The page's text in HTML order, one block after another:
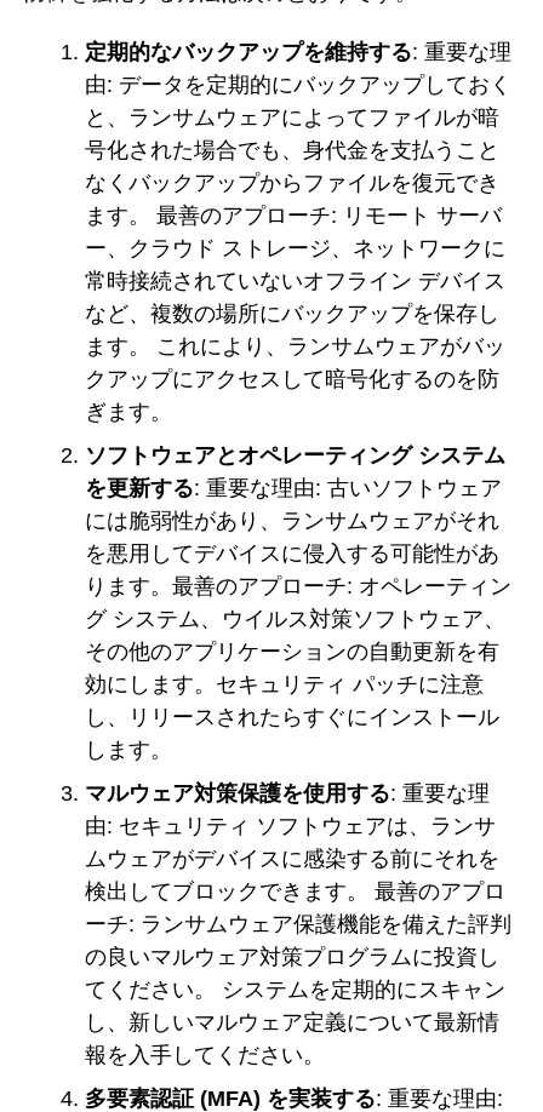
定期的なバックアップを維持する: 重要な理
由: データを定期的にバックアップしておく
と、ランサムウェアによってファイルが暗
号化された場合でも、身代金を支払うこと
なくバックアップからファイルを復元でき
ます。 最善のアプローチ: リモート サーバ
ー、クラウド ストレージ、ネットワークに
常時接続されていないオフライン デバイス
など、複数の場所にバックアップを保存し
ます。 これにより、ランサムウェアがバッ
クアップにアクセスして暗号化するのを防
ぎます。
ソフトウェアとオペレーティング システム
を更新する: 重要な理由: 古いソフトウェア
には脆弱性があり、ランサムウェアがそれ
を悪用してデバイスに侵入する可能性があ
ります。最善のアプローチ: オペレーティン
グ システム、ウイルス対策ソフトウェア、
その他のアプリケーションの自動更新を有
効にします。セキュリティ パッチに注意
し、リリースされたらすぐにインストール
します。
マルウェア対策保護を使用する: 重要な理
由: セキュリティ ソフトウェアは、ランサ
ムウェアがデバイスに感染する前にそれを
検出してブロックできます。 最善のアプロ
ーチ: ランサムウェア保護機能を備えた評判
の良いマルウェア対策プログラムに投資し
てください。 システムを定期的にスキャン
し、新しいマルウェア定義について最新情
報を入手してください。
多要素認証 (MFA) を実装する: 重要な理由: